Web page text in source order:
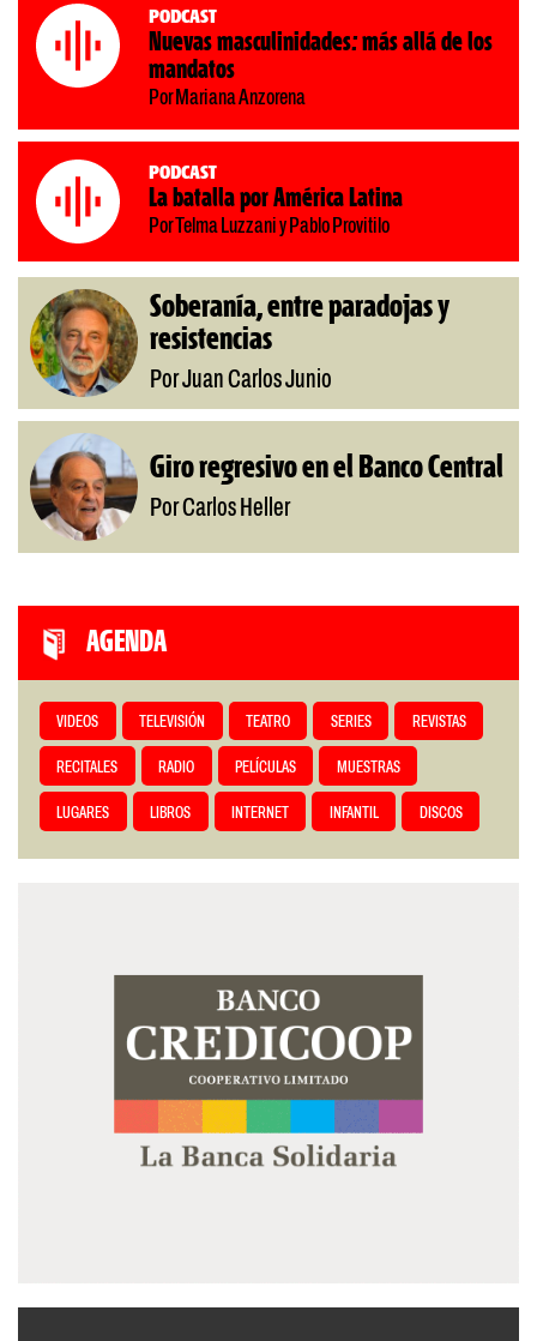
Podcast
Nuevas masculinidades: más allá de los
mandatos
Por Mariana Anzorena
Podcast
La batalla por América Latina
Por Telma Luzzani y Pablo Provitilo
Soberanía, entre paradojas y
resistencias
Por Juan Carlos Junio
Giro regresivo en el Banco Central
Por Carlos Heller
AGENDA
VIDEOS TELEVISIÓN TEATRO SERIES REVISTAS
RECITALES RADIO PELÍCULAS MUESTRAS
LUGARES LIBROS INTERNET INFANTIL DISCOS